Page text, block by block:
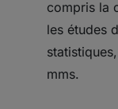
compris la
les études
mms.